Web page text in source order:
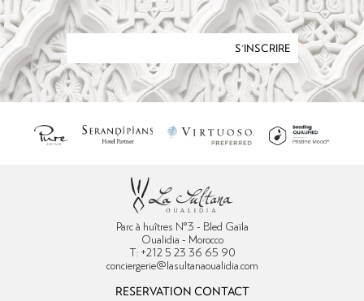
S'INSCRIRE
Parc à huîtres N°3 - Bled Gaïla
Oualidia - Morocco
T: +212 5 23 36 65 90
conciergerie@lasultanaoualidia.com
RESERVATION CONTACT